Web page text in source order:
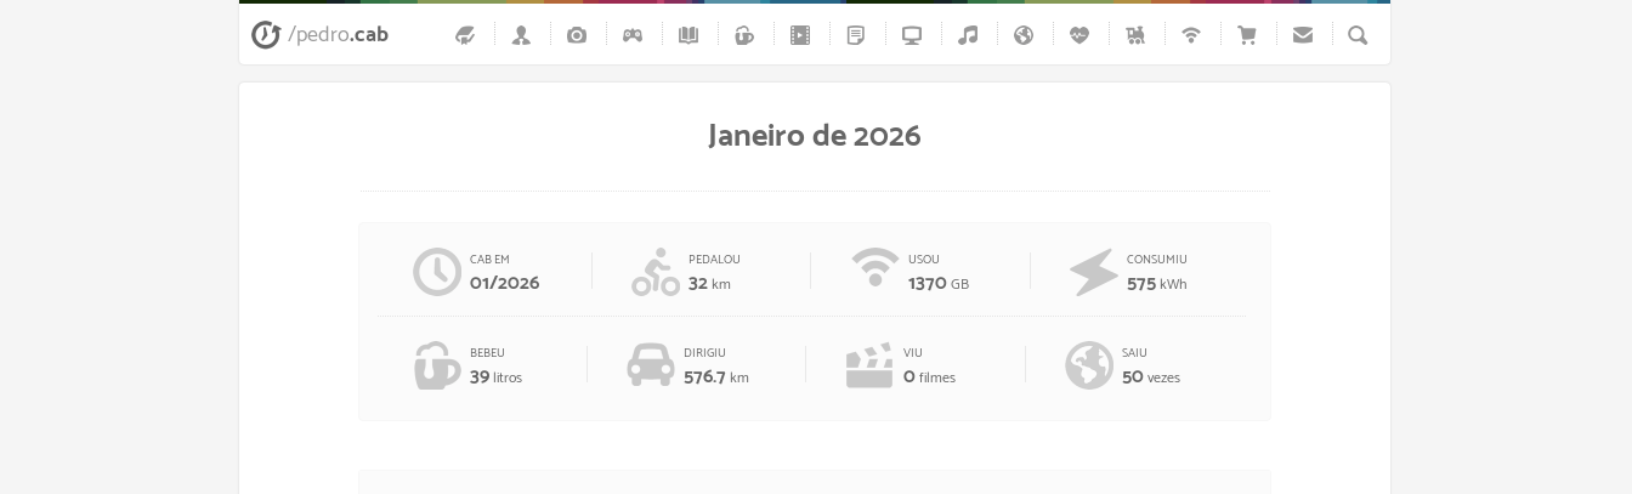
/pedro.cab
Janeiro de 2026
CAB EM
01/2026
PEDALOU
32 km
USOU
1370GB
CONSUMIU
575 kWh
BEBEU
39litros
DIRIGIU
576.7 km
VIU
0filmes
SAIU
50vezes